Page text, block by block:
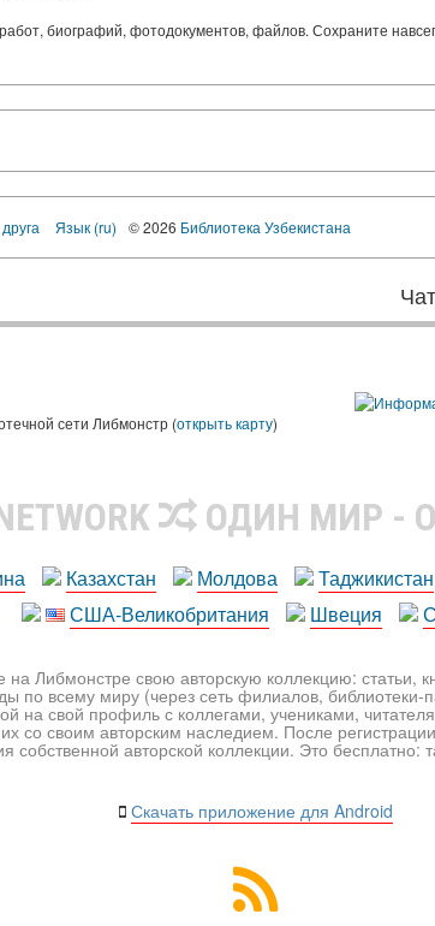
биографий, фотодокументов, файлов. Сохраните
Язык (ru) © 2026 Библиотека Узбекистана
сети Либмонстр (открыть карту)
ОДИН МИР -
Казахстан Молдова Таджикистан
США-Великобритания
Швеция
на Либмонстре свою авторскую коллекцию: статьи,
по всему миру (через сеть филиалов, библиотеки-
на свой профиль с коллегами, учениками,
со своим авторским наследием. После
собственной авторской коллекции. Это бесплатно:
Скачать приложение для Android